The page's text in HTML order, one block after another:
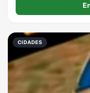
CIDADES